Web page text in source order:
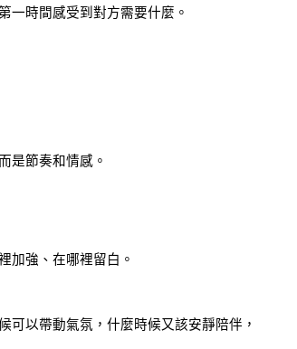
一時間感受到對方需要什麼。
是節奏和情感。
加強、在哪裡留白。
可以帶動氣氛，什麼時候又該安靜陪伴，